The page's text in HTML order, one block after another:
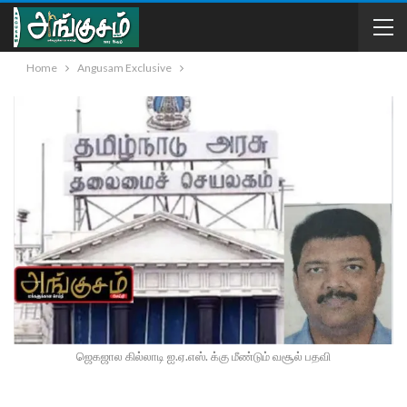
Home Angusam Exclusive
ஜெகஜால கில்லாடி ஐ.ஏ.எஸ். க்கு மீண்டும் வசூல் பதவி